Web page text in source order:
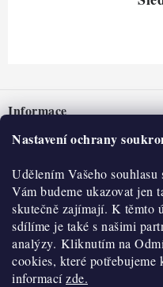
Nastavení ochrany
Udělením Vašeho
Vám budeme ukazovat jen
skutečně zajímají. K těmto
sdílíme je také s našimi
analýzy. Kliknutím na
cookies, které
informacízde.
pInformace
Nepřevzetí zásilky na dobírku
Obchodní podmínky
Hodnocení obchodu
Blog
Moje objednávka
O nás
Historie
Kontakty
O nákupu
Reklamace a vratky
Výdejní místa